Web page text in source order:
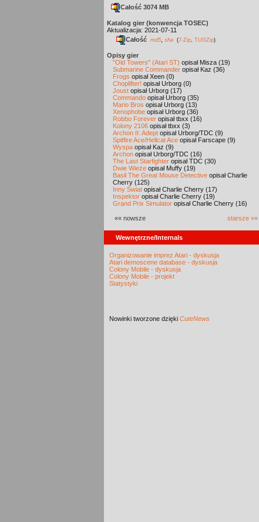
Całość 3074 MB
Katalog gier (konwencja TOSEC)
Aktualizacja: 2021-07-11
Całość md5 sha (7-Zip TUGZip)
Opisy gier
"Old Towers" (Atari ST) opisał Misza (19)
Submarine Commander opisał Kaz (36)
Frogs opisał Xeen (0)
Choplifter! opisał Urborg (0)
Joust opisał Urborg (17)
Commando opisał Urborg (35)
Mario Bros opisał Urborg (13)
Xenophobe opisał Urborg (36)
Robbo Forever opisał tbxx (16)
Kolony 2106 opisał tbxx (3)
Archon II: Adept opisał Urborg/TDC (9)
Spitfire Ace/Hellcat Ace opisał Farscape (9)
Wyspa opisał Kaz (9)
Archon opisał Urborg/TDC (16)
The Last Starfighter opisał TDC (30)
Dwie Wieże opisał Muffy (19)
Basil The Great Mouse Detective opisał Charlie
Cherry (125)
Inny Świat opisał Charlie Cherry (17)
Inspektor opisał Charlie Cherry (19)
Grand Prix Simulator opisał Charlie Cherry (16)
«« nowsze starsze »»
Wewnętrzne/Internals
Organizowanie imprez Atari - dyskusja
Atari demoscene database - dyskusja
Colony Mobile - dyskusja
Colony Mobile - projekt
Statystyki
Nowinki tworzone dzięki CuteNews